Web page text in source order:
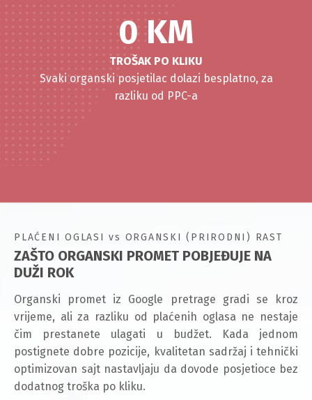
0 KM
TROŠAK PO KLIKU
Svaki organski posjetilac dolazi besplatno, za
razliku od PPC-a
PLAĆENI OGLASI vs ORGANSKI (PRIRODNI) RAST
ZAŠTO ORGANSKI PROMET POBJEĐUJE NA
DUŽI ROK
Organski promet iz Google pretrage gradi se kroz
vrijeme, ali za razliku od plaćenih oglasa ne nestaje
čim prestanete ulagati u budžet. Kada jednom
postignete dobre pozicije, kvalitetan sadržaj i tehnički
optimizovan sajt nastavljaju da dovode posjetioce bez
dodatnog troška po kliku.